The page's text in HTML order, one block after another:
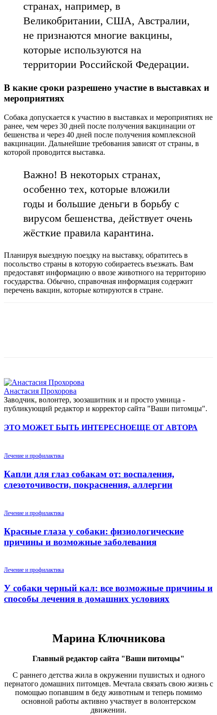
странах, например, в
Великобритании, США, Австралии,
не признаются многие вакцины,
которые используются на
территории Российской Федерации.
В какие сроки разрешено участие в выставках и
мероприятиях
Собака допускается к участию в выставках и мероприятиях не
ранее, чем через 30 дней после получения вакцинации от
бешенства и через 40 дней после получения комплексной
вакцинации. Дальнейшие требования зависят от страны, в
которой проводится выставка.
Важно! В некоторых странах,
особенно тех, которые вложили
годы и большие деньги в борьбу с
вирусом бешенства, действует очень
жёсткие правила карантина.
Планируя выездную поездку на выставку, обратитесь в
посольство страны в которую собираетесь въезжать. Вам
предоставят информацию о ввозе животного на территорию
государства. Обычно, справочная информация содержит
перечень вакцин, которые котируются в стране.
Анастасия Прохорова
Заводчик, волонтер, зоозашитник и и просто умница -
публикующий редактор и корректор сайта "Ваши питомцы".
ЭТО МОЖЕТ БЫТЬ ИНТЕРЕСНОЕЩЕ ОТ АВТОРА
Лечение и профилактика
Капли для глаз собакам от: воспаления,
слезоточивости, покраснения, аллергии
Лечение и профилактика
Красные глаза у собаки: физиологические
причины и возможные заболевания
Лечение и профилактика
У собаки черный кал: все возможные причины и
способы лечения в домашних условиях
Марина Ключникова
Главный редактор сайта "Ваши питомцы"
С раннего детства жила в окружении пушистых и одного
пернатого домашних питомцев. Мечтала связать свою жизнь с
помощью попавшим в беду животным и теперь помимо
основной работы активно участвует в волонтерском
движении.